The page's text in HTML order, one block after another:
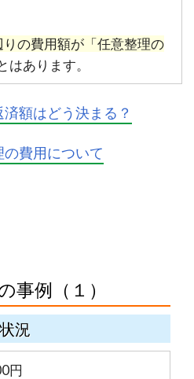
りの費用額が「任意整理の
はあります。
額はどう決まる？
費用について
事例（１）
況
円